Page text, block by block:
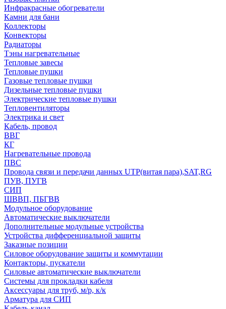
Инфракрасные обогреватели
Камни для бани
Коллекторы
Конвекторы
Радиаторы
Тэны нагревательные
Тепловые завесы
Тепловые пушки
Газовые тепловые пушки
Дизельные тепловые пушки
Электрические тепловые пушки
Тепловентиляторы
Электрика и свет
Кабель, провод
ВВГ
КГ
Нагревательные провода
ПВС
Провода связи и передачи данных UTP(витая пара),SAT,RG
ПУВ, ПУГВ
СИП
ШВВП, ПБГВВ
Модульное оборудование
Автоматические выключатели
Дополнительные модульные устройства
Устройства дифференциальной защиты
Заказные позиции
Силовое оборудование защиты и коммутации
Контакторы, пускатели
Силовые автоматические выключатели
Системы для прокладки кабеля
Аксессуары для труб, м/р, к/к
Арматура для СИП